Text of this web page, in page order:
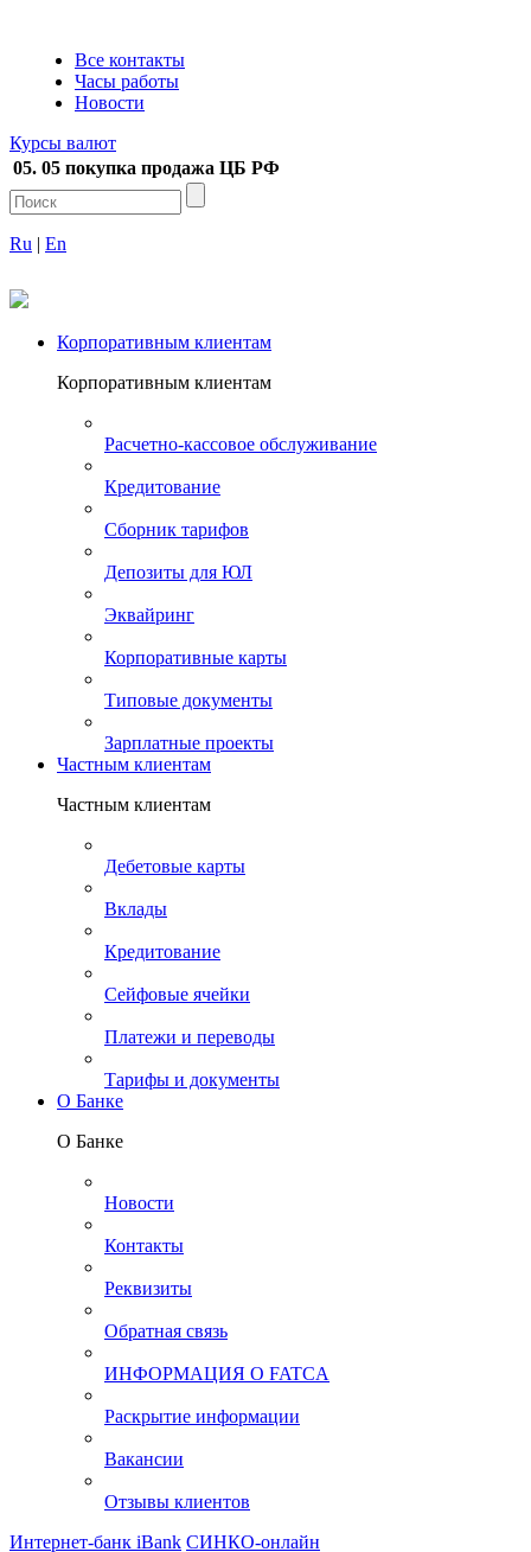
Все контакты
Часы работы
Новости
Курсы валют
05. 05 покупка продажа ЦБ РФ
Ru | En
Корпоративным клиентам
Корпоративным клиентам
Расчетно-кассовое обслуживание
Кредитование
Сборник тарифов
Депозиты для ЮЛ
Эквайринг
Корпоративные карты
Типовые документы
Зарплатные проекты
Частным клиентам
Частным клиентам
Дебетовые карты
Вклады
Кредитование
Сейфовые ячейки
Платежи и переводы
Тарифы и документы
О Банке
О Банке
Новости
Контакты
Реквизиты
Обратная связь
ИНФОРМАЦИЯ О FATCA
Раскрытие информации
Вакансии
Отзывы клиентов
Интернет-банк iBank СИНКО-онлайн